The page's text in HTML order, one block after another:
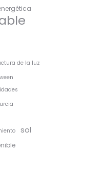
de la luz
sol